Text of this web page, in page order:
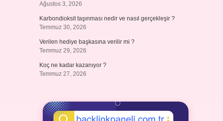
Ağustos 3, 2026
Karbondioksit taşınması nedir ve nasıl gerçekleşir ?
Temmuz 30, 2026
Verilen hediye başkasına verilir mi ?
Temmuz 29, 2026
Koç ne kadar kazanıyor ?
Temmuz 27, 2026